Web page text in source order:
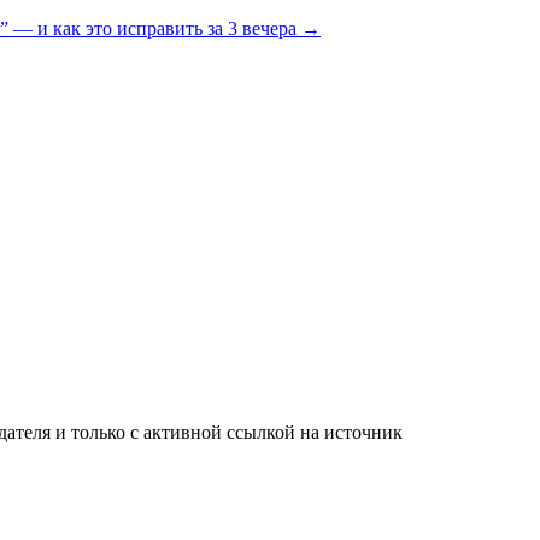
и как это исправить за 3 вечера →
и только с активной ссылкой на источник